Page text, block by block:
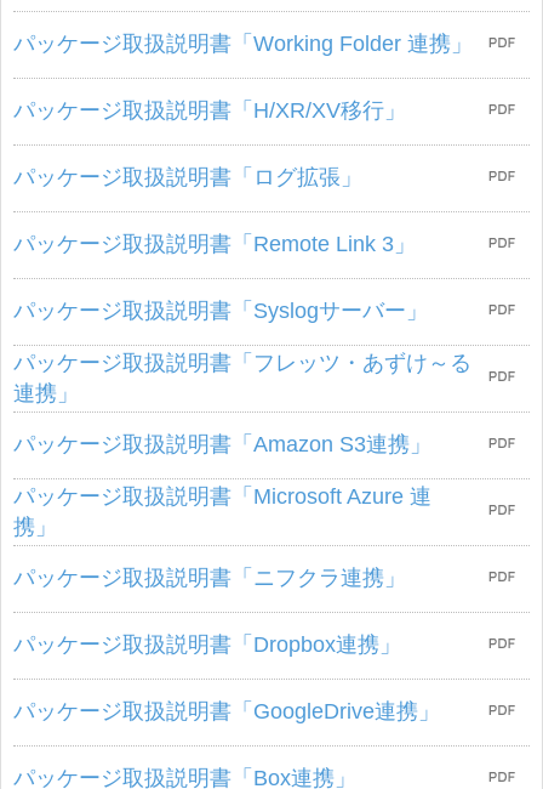
パッケージ取扱説明書「Working Folder 連携」
パッケージ取扱説明書「H/XR/XV移行」
パッケージ取扱説明書「ログ拡張」
パッケージ取扱説明書「Remote Link 3」
パッケージ取扱説明書「Syslogサーバー」
パッケージ取扱説明書「フレッツ・あずけ～る
連携」
パッケージ取扱説明書「Amazon S3連携」
パッケージ取扱説明書「Microsoft Azure 連
携」
パッケージ取扱説明書「ニフクラ連携」
パッケージ取扱説明書「Dropbox連携」
パッケージ取扱説明書「GoogleDrive連携」
パッケージ取扱説明書「Box連携」